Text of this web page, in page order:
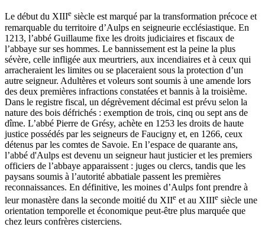
Le début du XIIIe siècle est marqué par la transformation précoce et
remarquable du territoire d’Aulps en seigneurie ecclésiastique. En
1213, l’abbé Guillaume fixe les droits judiciaires et fiscaux de
l’abbaye sur ses hommes. Le bannissement est la peine la plus
sévère, celle infligée aux meurtriers, aux incendiaires et à ceux qui
arracheraient les limites ou se placeraient sous la protection d’un
autre seigneur. Adultères et voleurs sont soumis à une amende lors
des deux premières infractions constatées et bannis à la troisième.
Dans le registre fiscal, un dégrèvement décimal est prévu selon la
nature des bois défrichés : exemption de trois, cinq ou sept ans de
dîme. L’abbé Pierre de Grésy, achète en 1253 les droits de haute
justice possédés par les seigneurs de Faucigny et, en 1266, ceux
détenus par les comtes de Savoie. En l’espace de quarante ans,
l’abbé d'Aulps est devenu un seigneur haut justicier et les premiers
officiers de l’abbaye apparaissent : juges ou clercs, tandis que les
paysans soumis à l’autorité abbatiale passent les premières
reconnaissances. En définitive, les moines d’Aulps font prendre à
leur monastère dans la seconde moitié du XIIe et au XIIIe siècle une
orientation temporelle et économique peut-être plus marquée que
chez leurs confrères cisterciens.